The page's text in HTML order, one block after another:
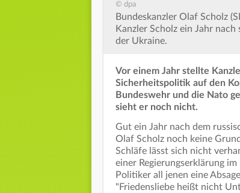
© dpa
Bundeskanzler Olaf Scholz
Kanzler Scholz ein Jahr
der Ukraine.
Vor einem Jahr stellte
Sicherheitspolitik auf den
Bundeswehr und die Nato
sieht er noch nicht.
Gut ein Jahr nach dem
Olaf Scholz noch keine
Schläfe lässt sich nicht
einer Regierungserklärung
Politiker all jenen eine
"Friedensliebe heißt nicht